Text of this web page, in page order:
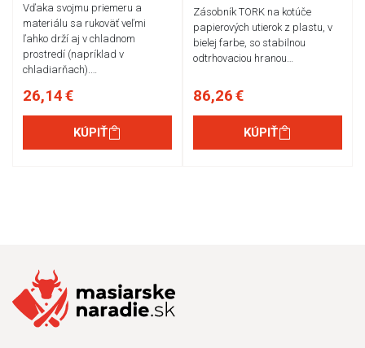
Vďaka svojmu priemeru a
materiálu sa rukoväť veľmi
ľahko drží aj v chladnom
prostredí (napríklad v
chladiarňach).…
26,14 €
KÚPIŤ
Zásobník TORK na kotúče
papierových utierok z plastu, v
bielej farbe, so stabilnou
odtrhovaciou hranou…
86,26 €
KÚPIŤ